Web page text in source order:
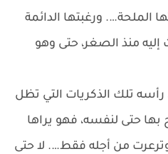
الملحة…. ورغبتها الدائمة
منذ الصغر، حتى وهو
تلك الذكريات التي تظل
بها حتى لنفسه، فهو يراها
وترعرت من أجله فقط…. لا حتى